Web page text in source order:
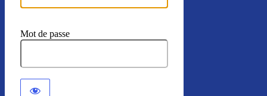
Mot de passe